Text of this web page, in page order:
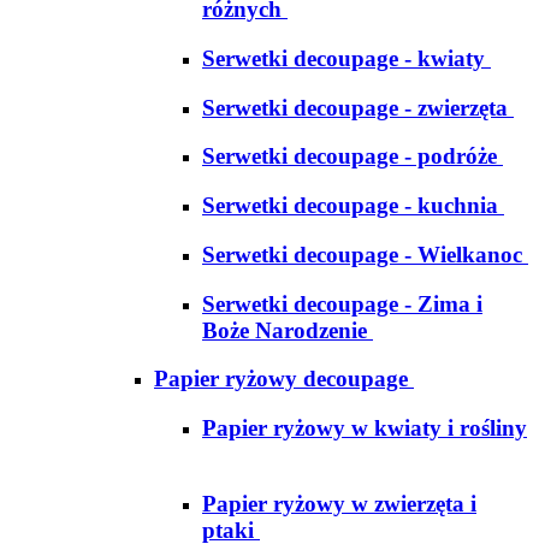
różnych
Serwetki decoupage - kwiaty
Serwetki decoupage - zwierzęta
Serwetki decoupage - podróże
Serwetki decoupage - kuchnia
Serwetki decoupage - Wielkanoc
Serwetki decoupage - Zima i
Boże Narodzenie
Papier ryżowy decoupage
Papier ryżowy w kwiaty i rośliny
Papier ryżowy w zwierzęta i
ptaki